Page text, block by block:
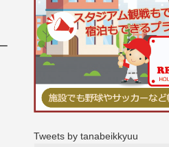
Tweets by tanabeikkyuu